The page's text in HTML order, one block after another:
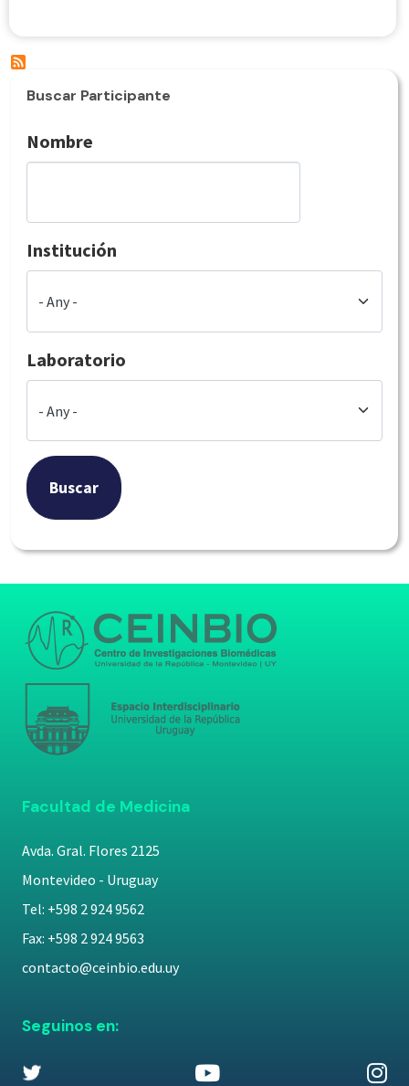
Buscar Participante
Nombre
Institución
Laboratorio
Buscar
Facultad de Medicina
Avda. Gral. Flores 2125
Montevideo - Uruguay
Tel: +598 2 924 9562
Fax: +598 2 924 9563
contacto@ceinbio.edu.uy
Seguinos en: